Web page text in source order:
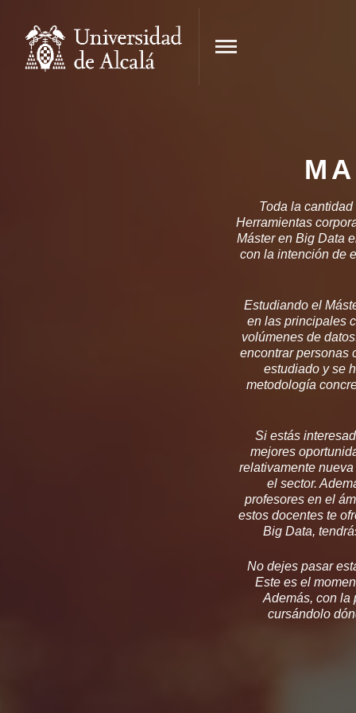
Toda la
Herramientas
Máster en Big Data
con la intención de
Estudiando el
en las principales
volúmenes de
encontrar personas
estudiado y se
metodología
Si estás
mejores
relativamente
el sector.
profesores en el
estos docentes te
Big Data,
No dejes pasar
Este es el
Además, con la
cursándolo